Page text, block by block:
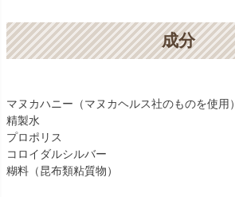
成分
マヌカハニー（マヌカヘルス社のものを使用）
精製水
プロポリス
コロイダルシルバー
糊料（昆布類粘質物）